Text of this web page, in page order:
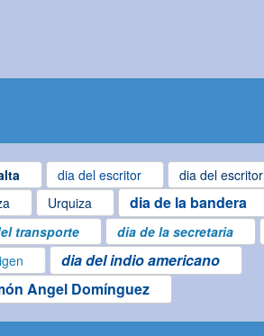
dia del escritor dia del escritor
Urquiza dia de la bandera
transporte dia de la secretaria
dia del indio americano
Angel Domínguez